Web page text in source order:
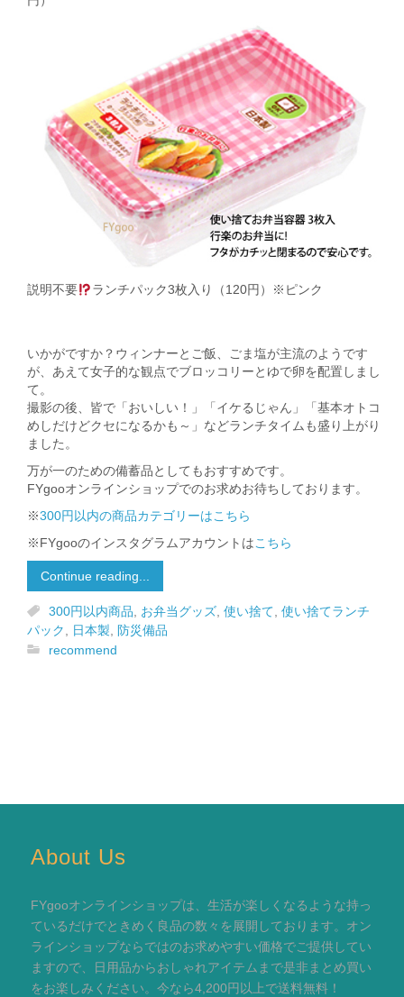
説明不要 ランチパック3枚入り（120円）※ピンク
いかがですか？ウィンナーとご飯、ごま塩が主流のようです
が、あえて女子的な観点でブロッコリーとゆで卵を配置しまし
て。
撮影の後、皆で「おいしい！」「イケるじゃん」「基本オトコ
めしだけどクセになるかも～」などランチタイムも盛り上がり
ました。
万が一のための備蓄品としてもおすすめです。
FYgooオンラインショップでのお求めお待ちしております。
※300円以内の商品カテゴリーはこちら
※FYgooのインスタグラムアカウントはこちら
Continue reading...
300円以内商品, お弁当グッズ, 使い捨て, 使い捨てランチ
パック, 日本製, 防災備品
recommend
About Us
FYgooオンラインショップは、生活が楽しくなるような持っ
ているだけでときめく良品の数々を展開しております。オン
ラインショップならではのお求めやすい価格でご提供してい
ますので、日用品からおしゃれアイテムまで是非まとめ買い
をお楽しみください。今なら4,200円以上で送料無料！